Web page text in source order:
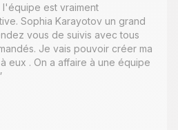
est vraiment
Sophia Karayotov un grand
vous de suivis avec tous
Je vais pouvoir créer ma
eux . On a affaire à une équipe